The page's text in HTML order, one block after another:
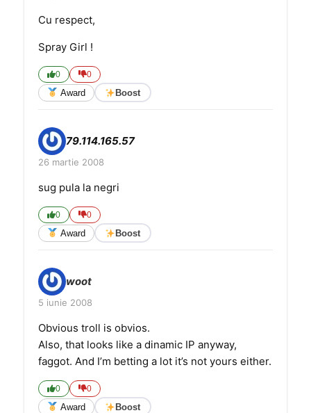
Cu respect,
Spray Girl !
0 0
Award Boost
79.114.165.57
26 martie 2008
sug pula la negri
0 0
Award Boost
woot
5 iunie 2008
Obvious troll is obvios.
Also, that looks like a dinamic IP anyway,
faggot. And I’m betting a lot it’s not yours either.
0 0
Award Boost